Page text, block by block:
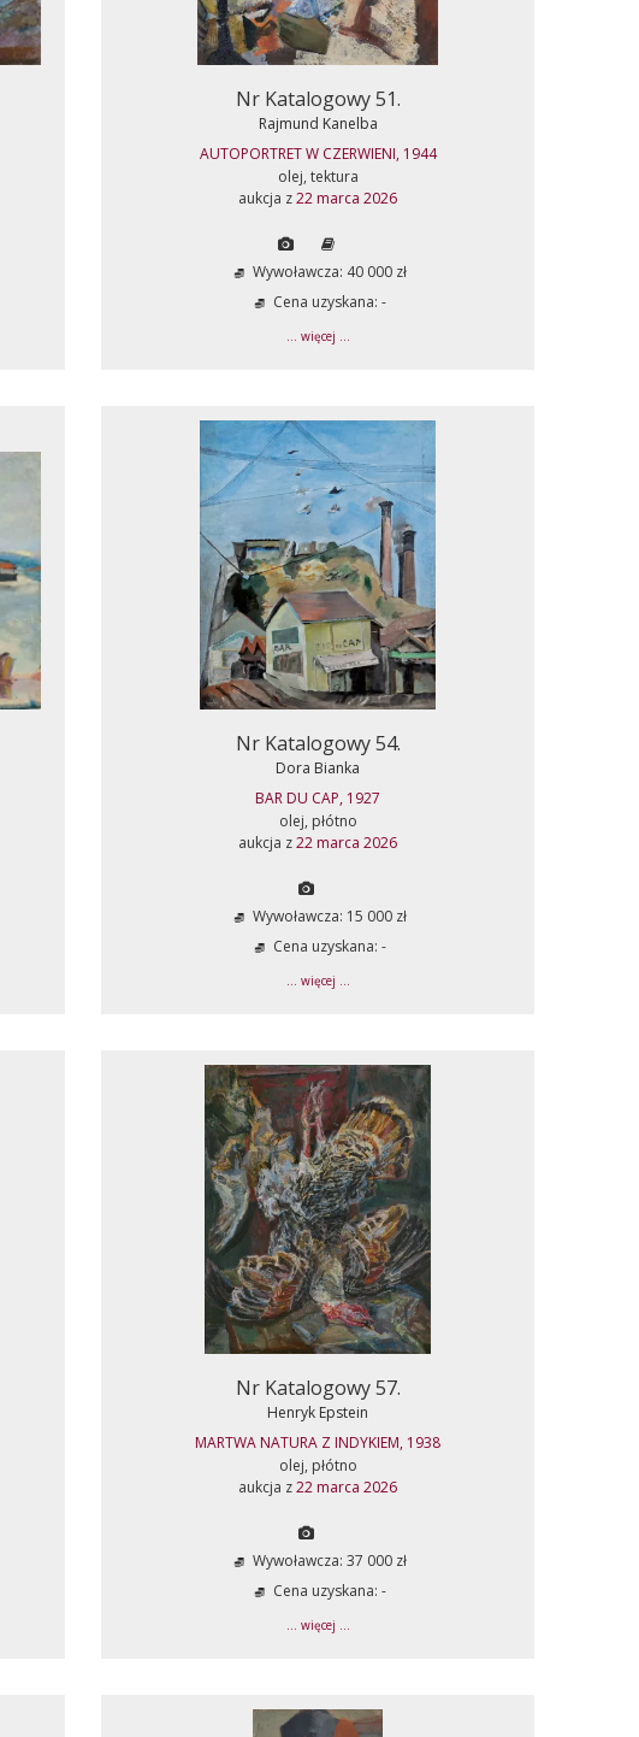
Nr Katalogowy 51.
Rajmund Kanelba
AUTOPORTRET W CZERWIENI, 1944
olej, tektura
aukcja z22 marca 2026
Wywoławcza: 40 000 zł
Cena uzyskana: -
... więcej ...
Nr Katalogowy 54.
Dora Bianka
BAR DU CAP, 1927
olej, płótno
aukcja z22 marca 2026
Wywoławcza: 15 000 zł
Cena uzyskana: -
... więcej ...
Nr Katalogowy 57.
Henryk Epstein
MARTWA NATURA Z INDYKIEM, 1938
olej, płótno
aukcja z22 marca 2026
Wywoławcza: 37 000 zł
Cena uzyskana: -
... więcej ...